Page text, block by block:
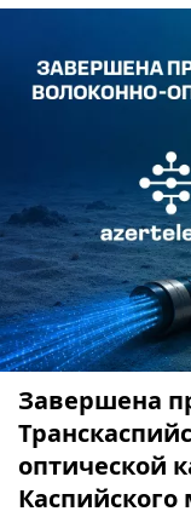
Завершена
оптической
Каспийского